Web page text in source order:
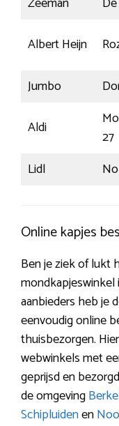
Albert Heijn
Jumbo
Aldi
27
Lidl
Online kapjes
Ben je ziek of lukt
mondkapjeswinkel
aanbieders heb je
eenvoudig online
thuisbezorgen.
webwinkels met
geprijsd en
de omgeving
Schipluidenen